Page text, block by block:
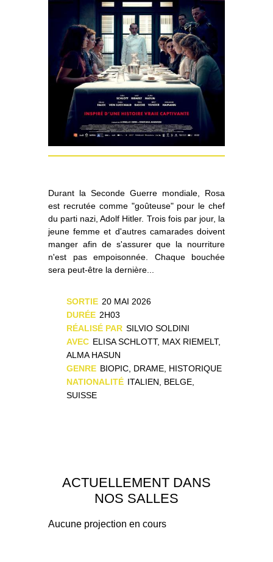
Durant la Seconde Guerre mondiale, Rosa
est recrutée comme "goûteuse" pour le chef
du parti nazi, Adolf Hitler. Trois fois par jour, la
jeune femme et d'autres camarades doivent
manger afin de s'assurer que la nourriture
n'est pas empoisonnée. Chaque bouchée
sera peut-être la dernière...
SORTIE 20 MAI 2026
DURÉE 2H03
RÉALISÉ PAR SILVIO SOLDINI
AVEC ELISA SCHLOTT, MAX RIEMELT,
ALMA HASUN
GENRE BIOPIC, DRAME, HISTORIQUE
NATIONALITÉ ITALIEN, BELGE,
SUISSE
ACTUELLEMENT DANS
NOS SALLES
Aucune projection en cours